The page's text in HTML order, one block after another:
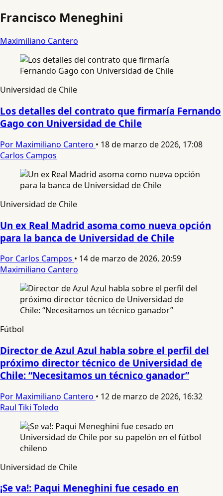
Francisco Meneghini
Maximiliano Cantero
Universidad de Chile
Los detalles del contrato que firmaría Fernando
Gago con Universidad de Chile
Por Maximiliano Cantero • 18 de marzo de 2026, 17:08
Carlos Campos
Universidad de Chile
Un ex Real Madrid asoma como nueva opción
para la banca de Universidad de Chile
Por Carlos Campos • 14 de marzo de 2026, 20:59
Maximiliano Cantero
Fútbol
Director de Azul Azul habla sobre el perfil del
próximo director técnico de Universidad de
Chile: “Necesitamos un técnico ganador”
Por Maximiliano Cantero • 12 de marzo de 2026, 16:32
Raul Tiki Toledo
Universidad de Chile
¡Se va!: Paqui Meneghini fue cesado en